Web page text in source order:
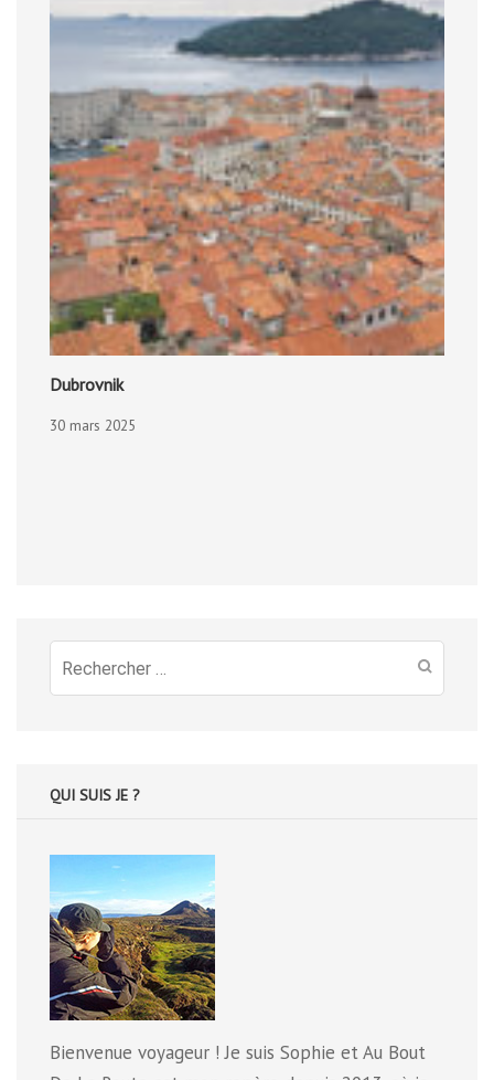
Dubrovnik
30 mars 2025
Recherche
pour
QUI SUIS JE ?
Bienvenue voyageur ! Je suis Sophie et Au Bout